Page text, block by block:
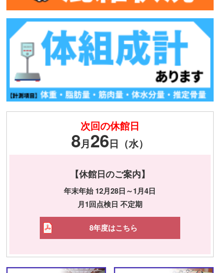
次回の休館日
8月26日（水）
【休館日のご案内】
年末年始 12月28日～1月4日
月1回点検日 不定期
8年度はこちら